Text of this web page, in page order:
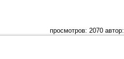
просмотров: 2070 автор: